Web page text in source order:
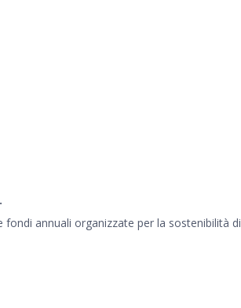
annuali organizzate per la sostenibilità di